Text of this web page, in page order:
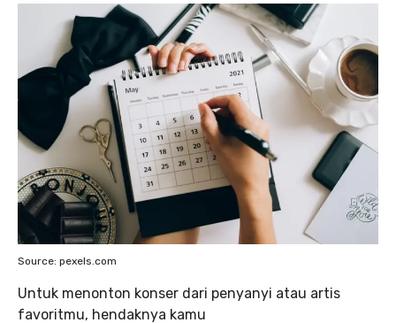
Source: pexels.com
Untuk menonton konser dari penyanyi atau artis
favoritmu, hendaknya kamu